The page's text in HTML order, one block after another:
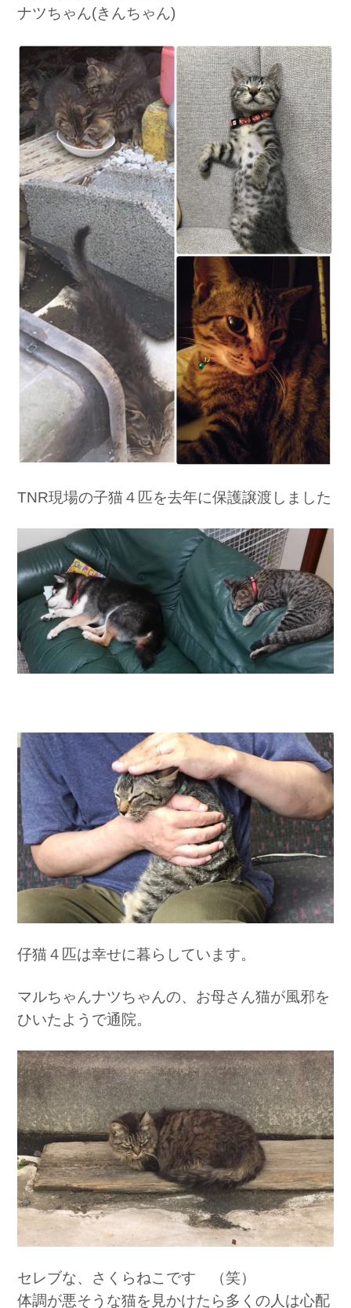
ナツちゃん(きんちゃん)
TNR現場の子猫４匹を去年に保護譲渡しました
仔猫４匹は幸せに暮らしています。
マルちゃんナツちゃんの、お母さん猫が風邪を
ひいたようで通院。
セレブな、さくらねこです （笑）
体調が悪そうな猫を見かけたら多くの人は心配